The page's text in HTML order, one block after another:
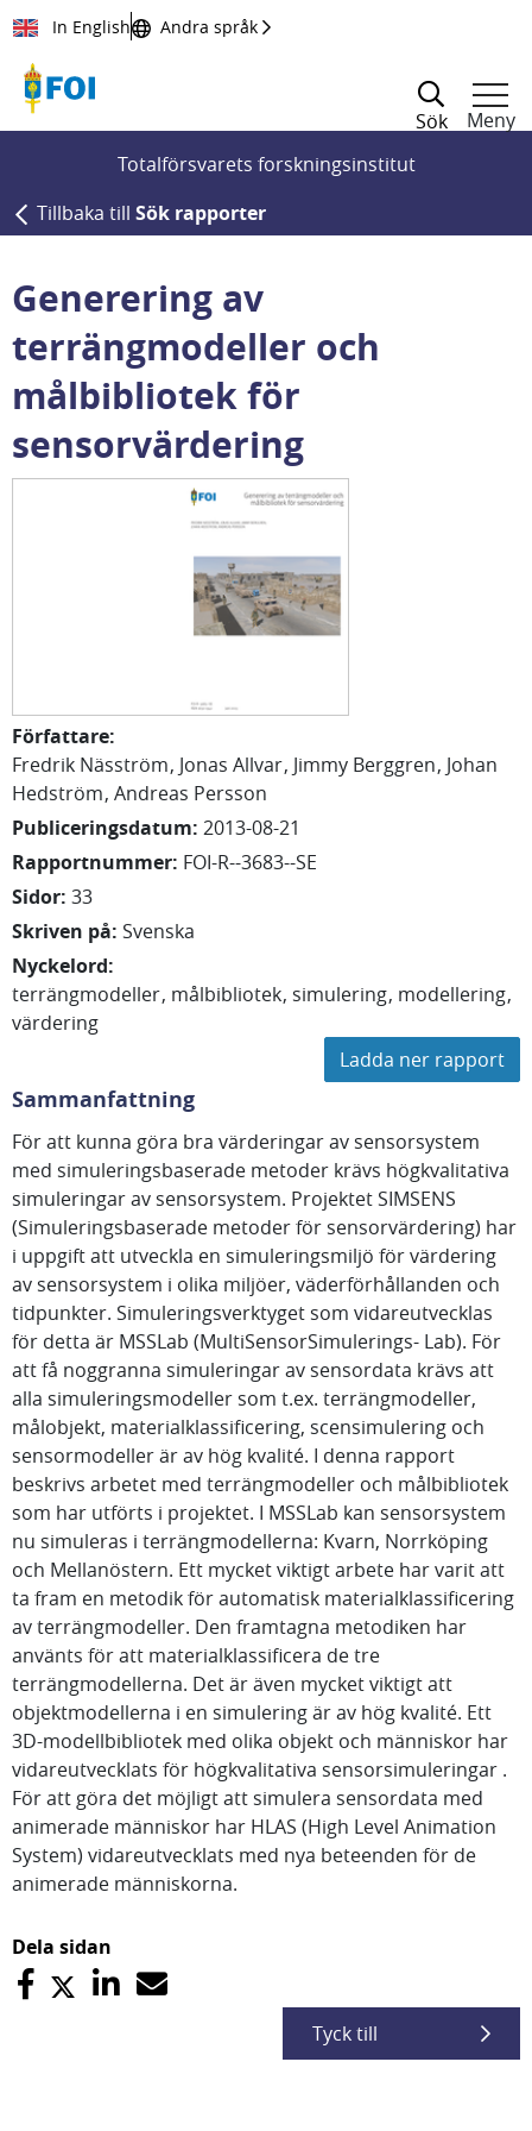
Till innehållet
In English Andra språk
Sök
Meny
Totalförsvarets forskningsinstitut
Tillbaka till Sök rapporter
Generering av
terrängmodeller och
målbibliotek för
sensorvärdering
Författare:
Fredrik Näsström Jonas Allvar Jimmy Berggren Johan
Hedström Andreas Persson
Publiceringsdatum: 2013-08-21
Rapportnummer: FOI-R--3683--SE
Sidor: 33
Skriven på: Svenska
Nyckelord:
terrängmodeller målbibliotek simulering modellering
värdering
Ladda ner rapport
Sammanfattning
För att kunna göra bra värderingar av sensorsystem
med simuleringsbaserade metoder krävs högkvalitativa
simuleringar av sensorsystem. Projektet SIMSENS
(Simuleringsbaserade metoder för sensorvärdering) har
i uppgift att utveckla en simuleringsmiljö för värdering
av sensorsystem i olika miljöer, väderförhållanden och
tidpunkter. Simuleringsverktyget som vidareutvecklas
för detta är MSSLab (MultiSensorSimulerings- Lab). För
att få noggranna simuleringar av sensordata krävs att
alla simuleringsmodeller som t.ex. terrängmodeller,
målobjekt, materialklassificering, scensimulering och
sensormodeller är av hög kvalité. I denna rapport
beskrivs arbetet med terrängmodeller och målbibliotek
som har utförts i projektet. I MSSLab kan sensorsystem
nu simuleras i terrängmodellerna: Kvarn, Norrköping
och Mellanöstern. Ett mycket viktigt arbete har varit att
ta fram en metodik för automatisk materialklassificering
av terrängmodeller. Den framtagna metodiken har
använts för att materialklassificera de tre
terrängmodellerna. Det är även mycket viktigt att
objektmodellerna i en simulering är av hög kvalité. Ett
3D-modellbibliotek med olika objekt och människor har
vidareutvecklats för högkvalitativa sensorsimuleringar .
För att göra det möjligt att simulera sensordata med
animerade människor har HLAS (High Level Animation
System) vidareutvecklats med nya beteenden för de
animerade människorna.
Dela sidan
Tyck till